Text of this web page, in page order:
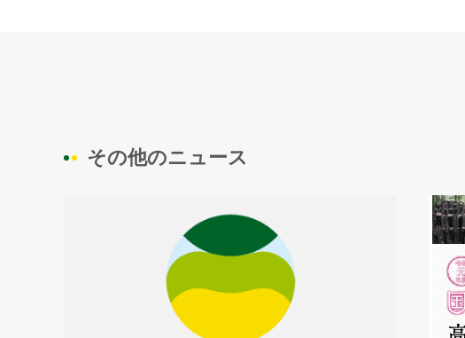
その他のニュース